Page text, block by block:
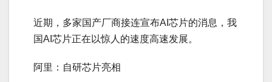
近期，多家国产厂商接连宣布AI芯片的消息，我
国AI芯片正在以惊人的速度高速发展。
阿里：自研芯片亮相